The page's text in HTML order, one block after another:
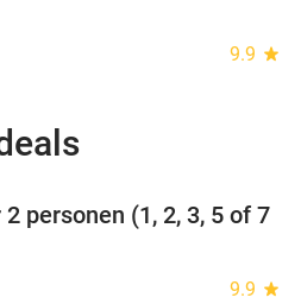
9.9 star
personen (1, 2, 3, 5 of 7
9.9 star